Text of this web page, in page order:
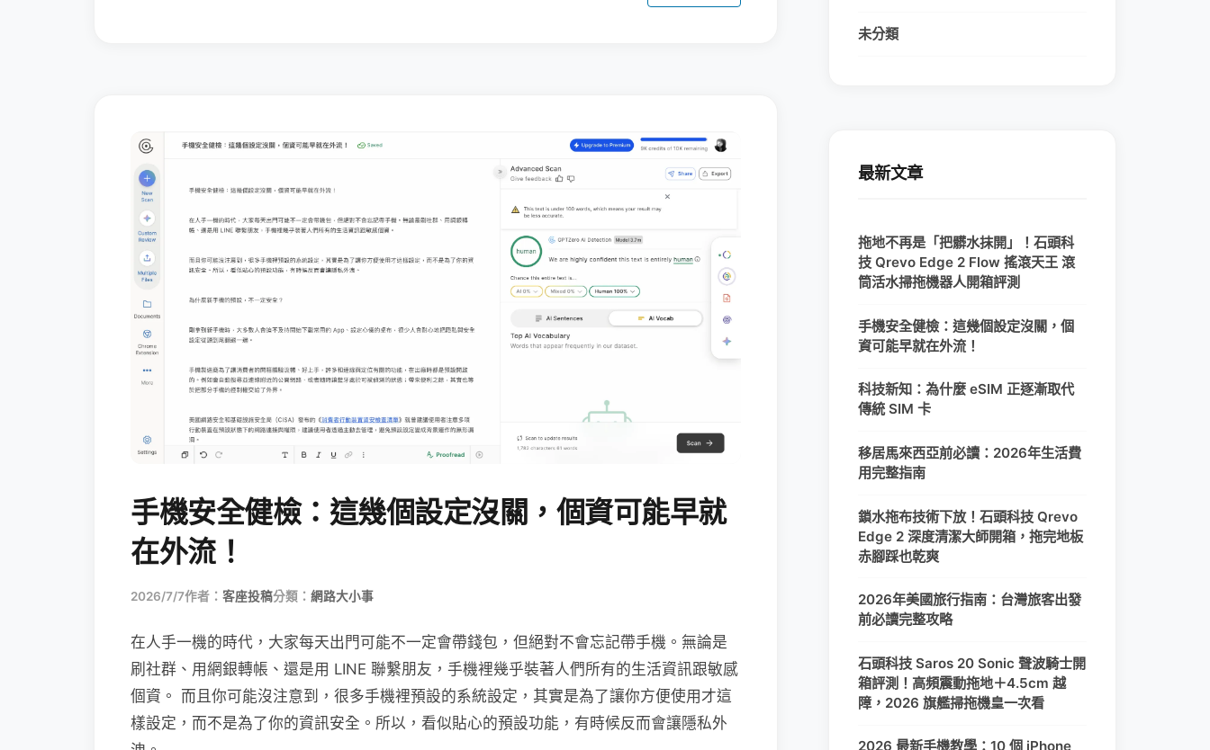
手機安全健檢：這幾個設定沒關，個資可能早就
在外流！
2026/7/7作者： 客座投稿分類： 網路大小事
在人手一機的時代，大家每天出門可能不一定會帶錢包，但絕對不會忘記帶手機。無論是
刷社群、用網銀轉帳、還是用 LINE 聯繫朋友，手機裡幾乎裝著人們所有的生活資訊跟敏感
個資。 而且你可能沒注意到，很多手機裡預設的系統設定，其實是為了讓你方便使用才這
樣設定，而不是為了你的資訊安全。所以，看似貼心的預設功能，有時候反而會讓隱私外
未分類
最新文章
拖地不再是「把髒水抹開」！石頭科
技 Qrevo Edge 2 Flow 搖滾天王 滾
筒活水掃拖機器人開箱評測
手機安全健檢：這幾個設定沒關，個
資可能早就在外流！
科技新知：為什麼 eSIM 正逐漸取代
傳統 SIM 卡
移居馬來西亞前必讀：2026年生活費
用完整指南
鎖水拖布技術下放！石頭科技 Qrevo
Edge 2 深度清潔大師開箱，拖完地板
赤腳踩也乾爽
2026年美國旅行指南：台灣旅客出發
前必讀完整攻略
石頭科技 Saros 20 Sonic 聲波騎士開
箱評測！高頻震動拖地＋4.5cm 越
障，2026 旗艦掃拖機皇一次看
2026 最新手機教學：10 個 iPhone